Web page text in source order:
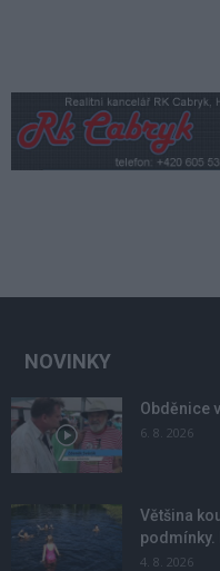
NOVINKY
Obděnice
6. 8. 2026
Většina
podmínky.
4. 8. 2026